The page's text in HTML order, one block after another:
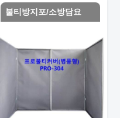
불티방지포/소방담요